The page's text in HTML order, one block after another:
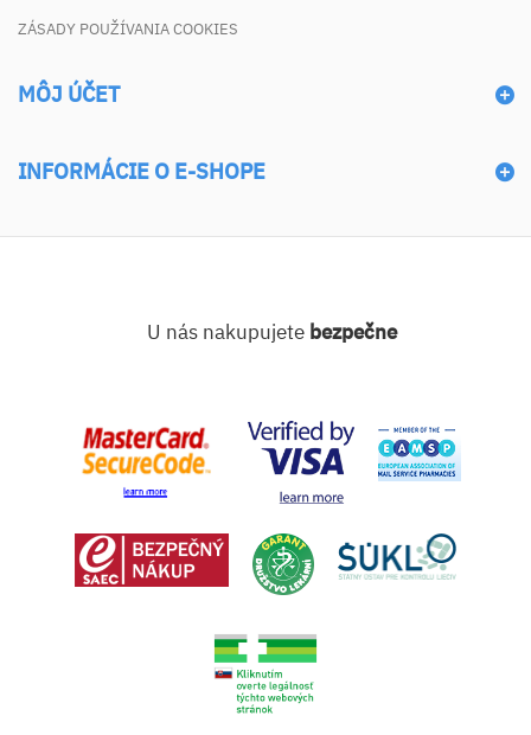
ZÁSADY POUŽÍVANIA COOKIES
MÔJ ÚČET
INFORMÁCIE O E-SHOPE
U nás nakupujete bezpečne